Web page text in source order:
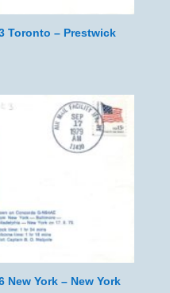
Toronto – Prestwick
New York – New York